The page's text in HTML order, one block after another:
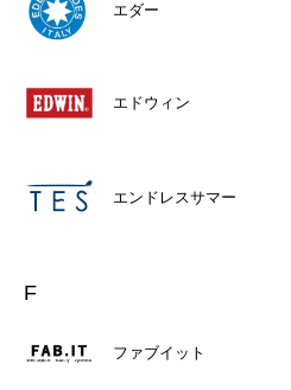
エダー
エドウィン
エンドレスサマー
F
ファブイット